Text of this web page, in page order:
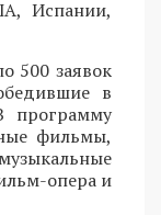
Испании,
500 заявок
в
программу
фильмы,
опера и